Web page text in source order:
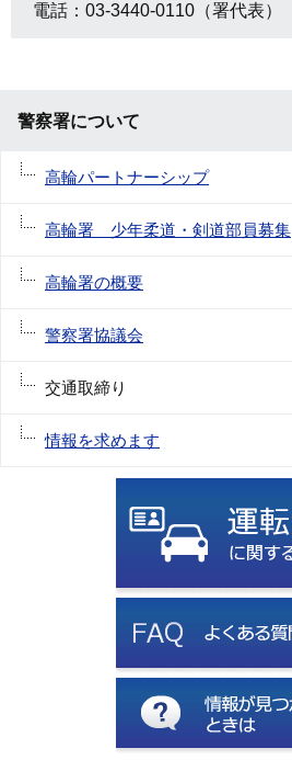
電話：03-3440-0110（署代表）
警察署について
高輪パートナーシップ
高輪署 少年柔道・剣道部員募集
高輪署の概要
警察署協議会
交通取締り
情報を求めます